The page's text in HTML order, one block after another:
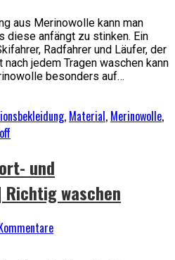
aus Merinowolle kann man
diese anfängt zu stinken. Ein
Radfahrer und Läufer, der
jedem Tragen waschen kann
besonders auf…
, Material, Merinowolle,
und
waschen